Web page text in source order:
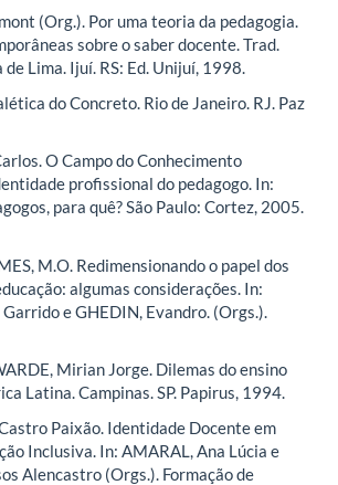
(Org.). Por uma teoria da pedagogia.
sobre o saber docente. Trad.
Lima. Ijuí. RS: Ed. Unijuí, 1998.
do Concreto. Rio de Janeiro. RJ. Paz
O Campo do Conhecimento
profissional do pedagogo. In:
para quê? São Paulo: Cortez, 2005.
M.O. Redimensionando o papel dos
algumas considerações. In:
e GHEDIN, Evandro. (Orgs.).
Mirian Jorge. Dilemas do ensino
Latina. Campinas. SP. Papirus, 1994.
Castro Paixão. Identidade Docente em
Inclusiva. In: AMARAL, Ana Lúcia e
Alencastro (Orgs.). Formação de